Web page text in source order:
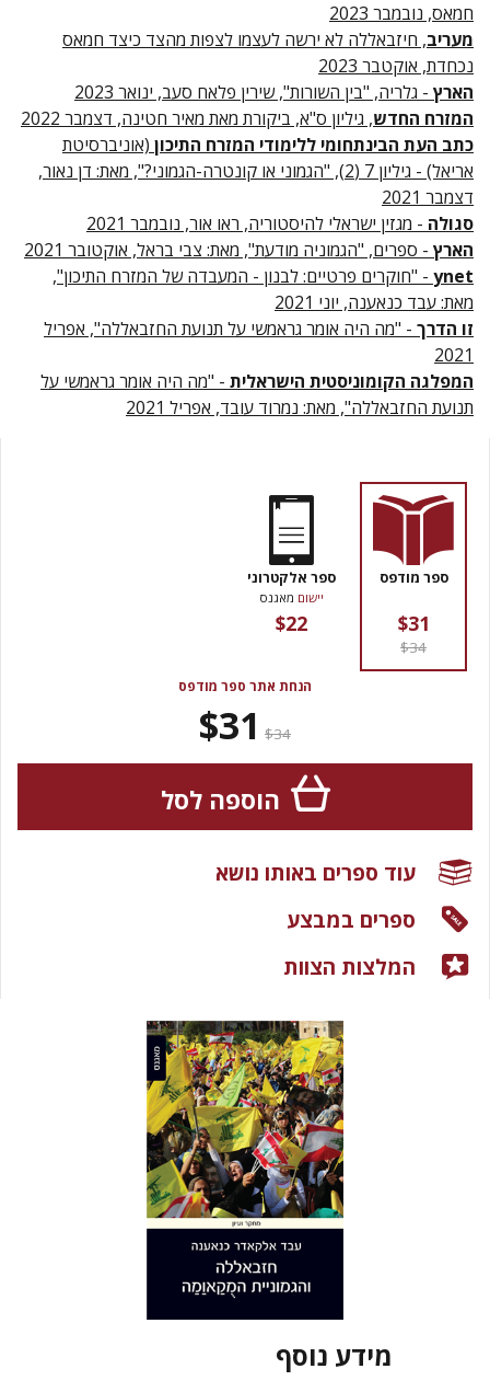
מידע נוסף
חמאס, נובמבר 2023
מעריב, חיזבאללה לא ירשה לעצמו לצפות מהצד כיצד חמאס
נכחדת, אוקטבר 2023
הארץ - גלריה, "בין השורות", שירין פלאח סעב, ינואר 2023
המזרח החדש, גיליון ס"א, ביקורת מאת מאיר חטינה, דצמבר 2022
כתב העת הבינתחומי ללימודי המזרח התיכון (אוניברסיטת
אריאל) - גיליון 7 (2), "הגמוני או קונטרה-הגמוני?", מאת: דן נאור,
דצמבר 2021
סגולה - מגזין ישראלי להיסטוריה, ראו אור, נובמבר 2021
הארץ - ספרים, "הגמוניה מודעת", מאת: צבי בראל, אוקטובר 2021
ynet - "חוקרים פרטיים: לבנון - המעבדה של המזרח התיכון",
מאת: עבד כנאענה, יוני 2021
זו הדרך - "מה היה אומר גראמשי על תנועת החזבאללה", אפריל
2021
המפלגה הקומוניסטית הישראלית - "מה היה אומר גראמשי על
תנועת החזבאללה", מאת: נמרוד עובד, אפריל 2021
ספר מודפס
$31
$34
ספר אלקטרוני
יישום מאגנס
$22
הנחת אתר ספר מודפס
$34
$31
הוספה לסל
עוד ספרים באותו נושא
ספרים במבצע
המלצות הצוות